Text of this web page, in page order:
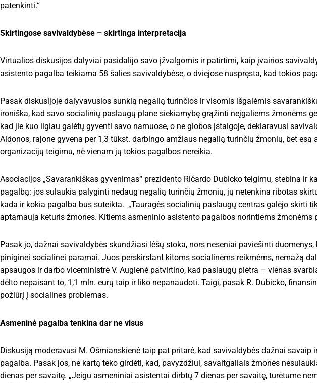
patenkinti.“
Skirtingose savivaldybėse – skirtinga interpretacija
Virtualios diskusijos dalyviai pasidalijo savo įžvalgomis ir patirtimi, kaip įvairios
asistento pagalba teikiama 58 šalies savivaldybėse, o dviejose nuspręsta, kad tokios
Pasak diskusijoje dalyvavusios sunkią negalią turinčios ir visomis išgalėmis
ironiška, kad savo socialinių paslaugų plane siekiamybę grąžinti neįgaliems žmonėms
kad jie kuo ilgiau galėtų gyventi savo namuose, o ne globos įstaigoje, deklaravusi
Aldonos, rajone gyvena per 1,3 tūkst. darbingo amžiaus negalią turinčių žmonių, bet
organizacijų teigimu, nė vienam jų tokios pagalbos nereikia.
Asociacijos „Savarankiškas gyvenimas“ prezidento Ričardo Dubicko teigimu, stebina ir
pagalbą: jos sulaukia palyginti nedaug negalią turinčių žmonių, jų netenkina ribotas
kada ir kokia pagalba bus suteikta. „Tauragės socialinių paslaugų centras galėjo skirti
aptarnauja keturis žmones. Kitiems asmeninio asistento pagalbos norintiems
Pasak jo, dažnai savivaldybės skundžiasi lėšų stoka, nors neseniai paviešinti
piniginei socialinei paramai. Juos perskirstant kitoms socialinėms reikmėms, nemažą
apsaugos ir darbo viceministrė V. Augienė patvirtino, kad paslaugų plėtra – vienas
dėlto nepaisant to, 1,1 mln. eurų taip ir liko nepanaudoti. Taigi, pasak R. Dubicko,
požiūrį į socialines problemas.
Asmeninė pagalba tenkina dar ne visus
Diskusiją moderavusi M. Ošmianskienė taip pat pritarė, kad savivaldybės dažnai
pagalba. Pasak jos, ne kartą teko girdėti, kad, pavyzdžiui, savaitgaliais žmonės
dienas per savaitę. „Jeigu asmeniniai asistentai dirbtų 7 dienas per savaitę, turėtume